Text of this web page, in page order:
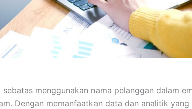
menggunakan nama pelanggan dalam
Dengan memanfaatkan data dan analitik